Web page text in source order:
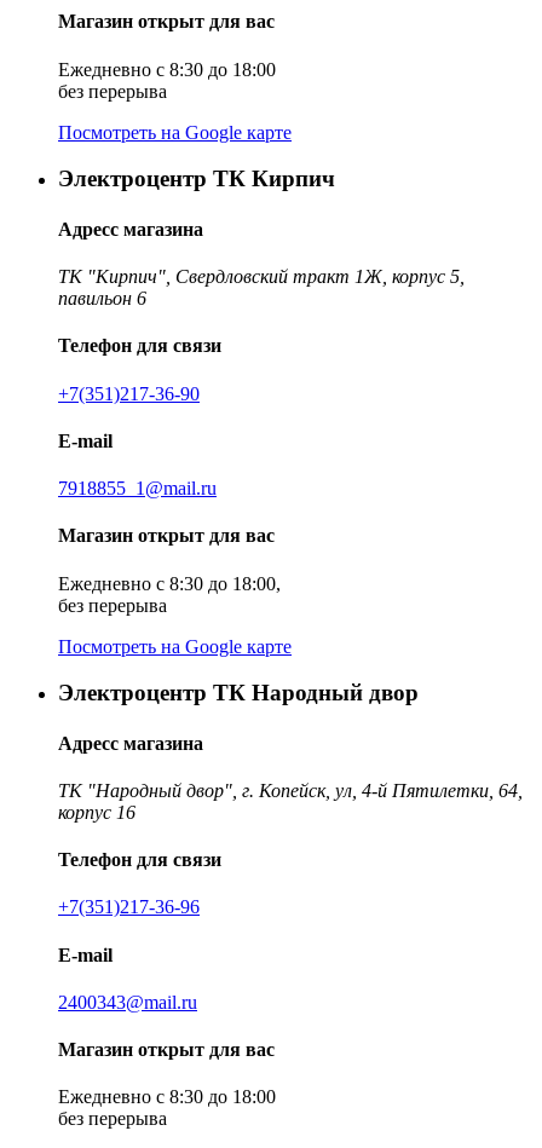
Магазин открыт для вас
Ежедневно с 8:30 до 18:00
без перерыва
Посмотреть на Google карте
Электроцентр ТК Кирпич
Адресс магазина
ТК "Кирпич", Свердловский тракт 1Ж, корпус 5,
павильон 6
Телефон для связи
+7(351)217-36-90
E-mail
7918855_1@mail.ru
Магазин открыт для вас
Ежедневно с 8:30 до 18:00,
без перерыва
Посмотреть на Google карте
Электроцентр ТК Народный двор
Адресс магазина
ТК "Народный двор", г. Копейск, ул, 4-й Пятилетки, 64,
корпус 16
Телефон для связи
+7(351)217-36-96
E-mail
2400343@mail.ru
Магазин открыт для вас
Ежедневно с 8:30 до 18:00
без перерыва